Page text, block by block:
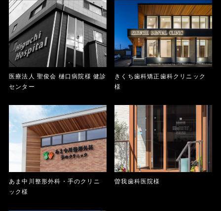
医療法人 聖俊会 樋口病院様 健診
センター
きくち歯科矯正歯科クリニック
様
あま中川整形外科・手のクリニ
ック様
曽我歯科医院様